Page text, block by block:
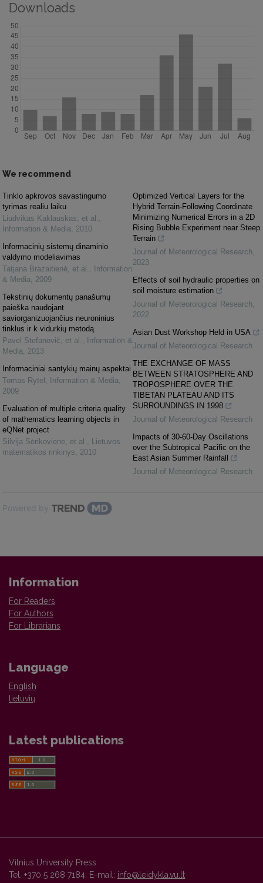
Downloads
We recommend
Tinklo apkrovos savastingumo
tyrimas realiu laiku
Liudvikas Kaklauskas, et al. ,
Information & Media, 2010
Informacinių sistemų dinaminio
valdymo modeliavimas
Tatjana Brazaitienė, et al. ,
Information
& Media, 2009
Tekstinių dokumentų panašumų
paieška naudojant
saviorganizuojančius neuroninius
tinklus ir k vidurkių metodą
Pavel Stefanovič, et al. ,
Information &
Media, 2013
Informaciniai santykių mainų aspektai
Tomas Rytel , Information & Media,
2009
Evaluation of multiple criteria quality
of mathematics learning objects in
eQNet project
Silvija Sėrikovienė, et al. , Lietuvos
matematikos rinkinys, 2010
Optimized Vertical Layers for the
Hybrid Terrain-Following Coordinate
Minimizing Numerical Errors in a 2D
Rising Bubble Experiment near Steep
Terrain
Journal of Meteorological Research,
2023
Effects of soil hydraulic properties on
soil moisture estimation
Journal of Meteorological Research,
2022
Asian Dust Workshop Held in USA
Journal of Meteorological Research
THE EXCHANGE OF MASS
BETWEEN STRATOSPHERE AND
TROPOSPHERE OVER THE
TIBETAN PLATEAU AND ITS
SURROUNDINGS IN 1998
Journal of Meteorological Research
Impacts of 30-60-Day Oscillations
over the Subtropical Pacific on the
East Asian Summer Rainfall
Journal of Meteorological Research
Powered by
Information
For Readers
For Authors
For Librarians
Language
English
lietuvių
Latest publications
Vilnius University Press
Tel. +370 5 268 7184, E-mail: info@leidykla.vu.lt